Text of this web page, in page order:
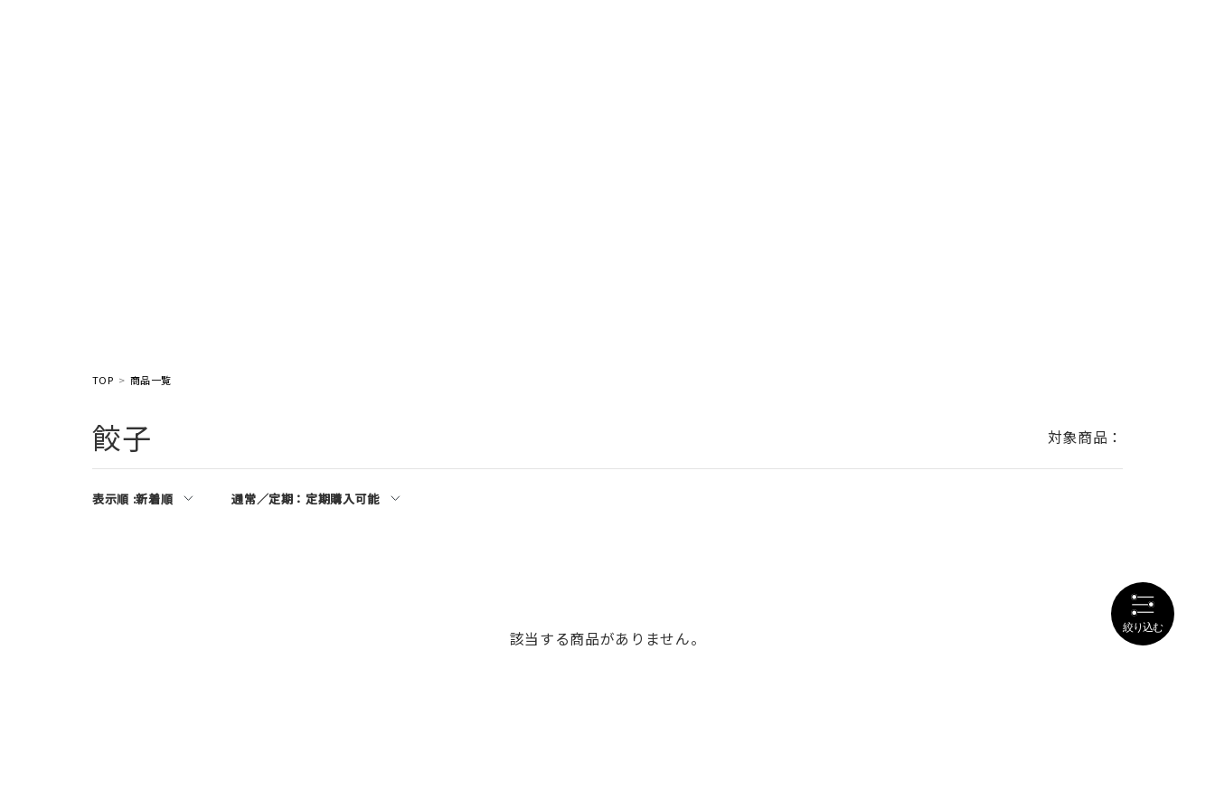
TOP 商品一覧
餃子 対象商品：
表示順 :新着順 通常／定期：定期購入可能
該当する商品がありません。